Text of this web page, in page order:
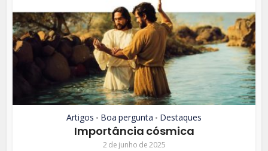
Artigos • Boa pergunta • Destaques
Importância cósmica
2 de junho de 2025